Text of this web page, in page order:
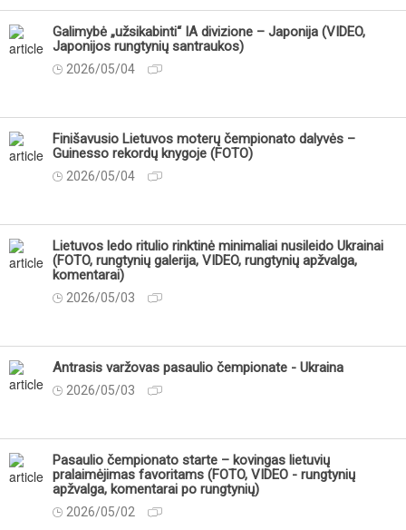
Galimybė „užsikabinti“ IA divizione – Japonija (VIDEO,
Japonijos rungtynių santraukos)
2026/05/04
Finišavusio Lietuvos moterų čempionato dalyvės –
Guinesso rekordų knygoje (FOTO)
2026/05/04
Lietuvos ledo ritulio rinktinė minimaliai nusileido Ukrainai
(FOTO, rungtynių galerija, VIDEO, rungtynių apžvalga,
komentarai)
2026/05/03
Antrasis varžovas pasaulio čempionate - Ukraina
2026/05/03
Pasaulio čempionato starte – kovingas lietuvių
pralaimėjimas favoritams (FOTO, VIDEO - rungtynių
apžvalga, komentarai po rungtynių)
2026/05/02